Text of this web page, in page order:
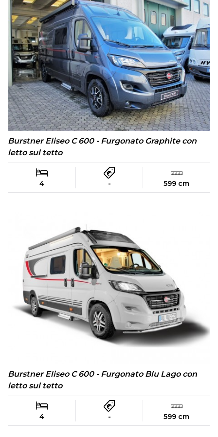
Burstner Eliseo C 600 - Furgonato Graphite con
letto sul tetto
4 - 599 cm
Burstner Eliseo C 600 - Furgonato Blu Lago con
letto sul tetto
4 - 599 cm